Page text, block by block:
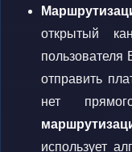
открытый
пользователя
отправить
нет
использует